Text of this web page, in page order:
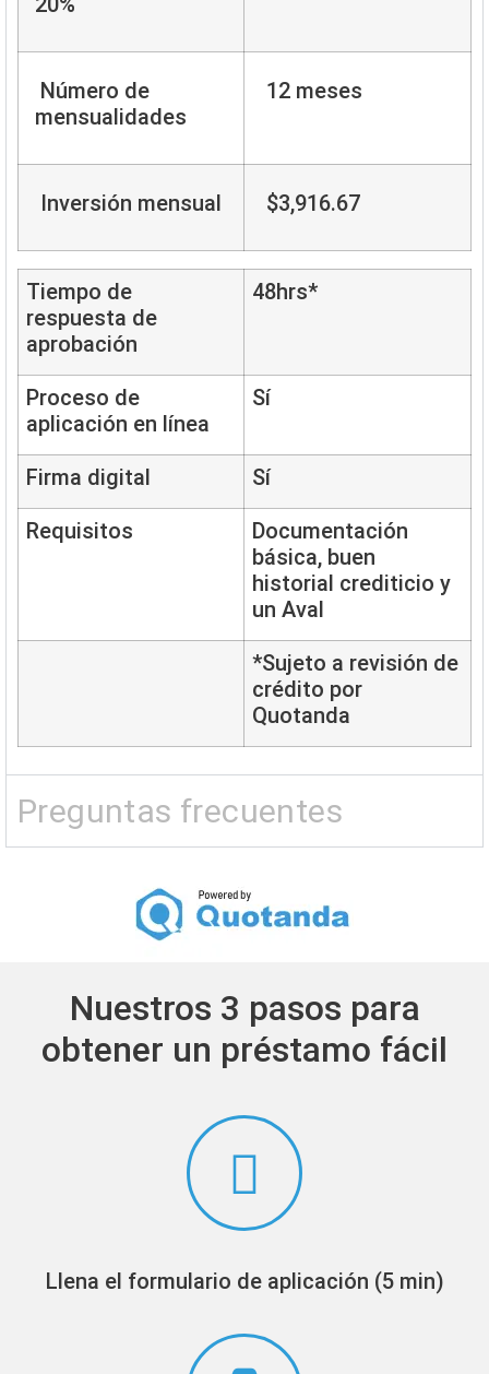
Número de
mensualidades
12 meses
Inversión mensual $3,916.67
Tiempo de
respuesta de
aprobación
48hrs*
Proceso de
aplicación en línea
Sí
Firma digital Sí
Requisitos
Documentación
básica, buen
historial crediticio y
un Aval
*Sujeto a revisión de
crédito por
Quotanda
Preguntas frecuentes
Nuestros 3 pasos para
obtener un préstamo fácil
Llena el formulario de aplicación (5 min)